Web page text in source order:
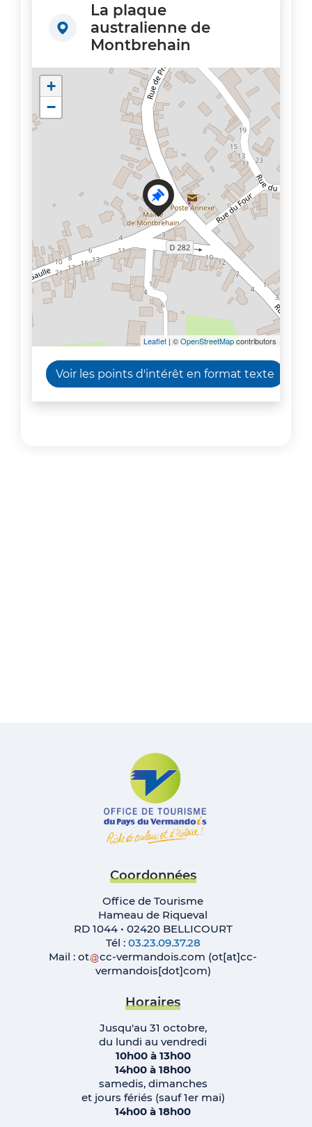
La plaque
australienne de
Montbrehain
+
−
Leaflet | ©OpenStreetMapcontributors
Voir les points d'intérêt en format texte
Coordonnées
Office de Tourisme
Hameau de Riqueval
RD 1044 • 02420 BELLICOURT
Tél : 03.23.09.37.28
Mail :ot cc-vermandois.com (ot[at]cc-
vermandois[dot]com)
Horaires
Jusqu'au 31 octobre,
du lundi au vendredi
10h00 à 13h00
14h00 à 18h00
samedis, dimanches
et jours fériés (sauf 1er mai)
14h00 à 18h00